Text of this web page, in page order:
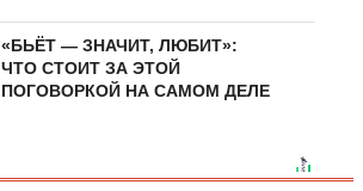
«БЬЁТ — ЗНАЧИТ, ЛЮБИТ»:
ЧТО СТОИТ ЗА ЭТОЙ
ПОГОВОРКОЙ НА САМОМ ДЕЛЕ